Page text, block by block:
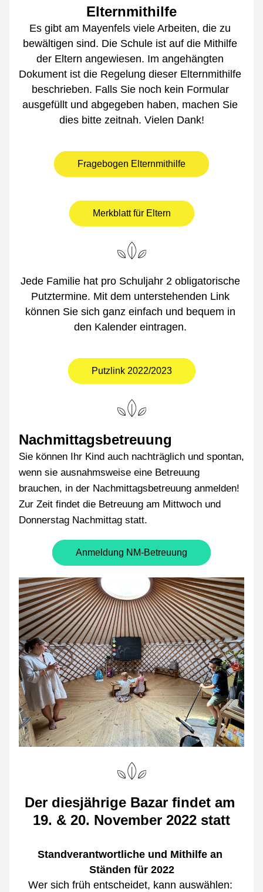
Elternmithilfe
Es gibt am Mayenfels viele Arbeiten, die zu
bewältigen sind. Die Schule ist auf die Mithilfe
der Eltern angewiesen. Im angehängten
Dokument ist die Regelung dieser Elternmithilfe
beschrieben. Falls Sie noch kein Formular
ausgefüllt und abgegeben haben, machen Sie
dies bitte zeitnah. Vielen Dank!
Fragebogen Elternmithilfe
Merkblatt für Eltern
Jede Familie hat pro Schuljahr 2 obligatorische
Putztermine. Mit dem unterstehenden Link
können Sie sich ganz einfach und bequem in
den Kalender eintragen.
Putzlink 2022/2023
Nachmittagsbetreuung
Sie können Ihr Kind auch nachträglich und spontan,
wenn sie ausnahmsweise eine Betreuung
brauchen, in der Nachmittagsbetreuung anmelden!
Zur Zeit findet die Betreuung am Mittwoch und
Donnerstag Nachmittag statt.
Anmeldung NM-Betreuung
Der diesjährige Bazar findet am
19. & 20. November 2022 statt
Standverantwortliche und Mithilfe an
Ständen für 2022
Wer sich früh entscheidet, kann auswählen: